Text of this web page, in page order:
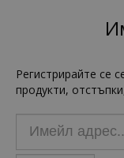
Регистрирайте се
продукти,